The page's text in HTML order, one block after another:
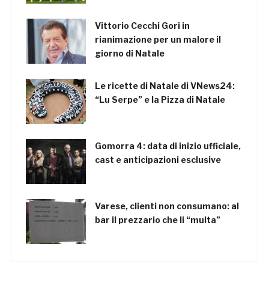
Vittorio Cecchi Gori in
rianimazione per un malore il
giorno di Natale
Le ricette di Natale di VNews24:
“Lu Serpe” e la Pizza di Natale
Gomorra 4: data di inizio ufficiale,
cast e anticipazioni esclusive
Varese, clienti non consumano: al
bar il prezzario che li “multa”